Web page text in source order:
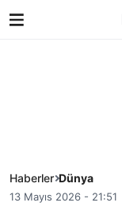
Haberler Dünya
13 Mayıs 2026 - 21:51